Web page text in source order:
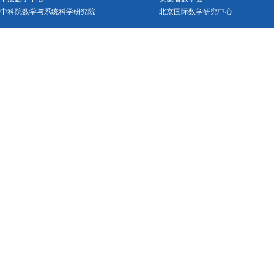
中科院数学与系统科学研究院
北京国际数学研究中心